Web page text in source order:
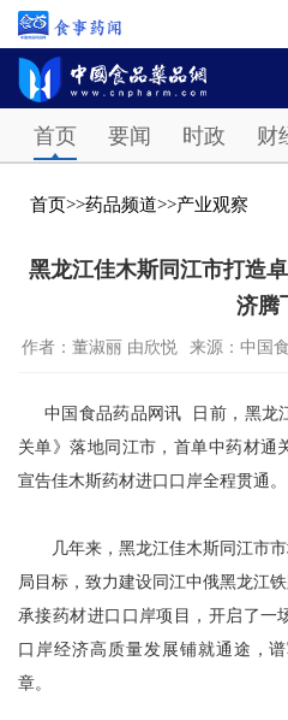
首页 要闻 时政 财
首页>>药品频道>>产业观察
黑龙江佳木斯同江市打造
济腾
作者：董淑丽 由欣悦 来源：中国
中国食品药品网讯 日前，黑龙
关单》落地同江市，首单中药材通
宣告佳木斯药材进口口岸全程贯通。
几年来，黑龙江佳木斯同江市市
局目标，致力建设同江中俄黑龙江
承接药材进口口岸项目，开启了一
口岸经济高质量发展铺就通途，
章。